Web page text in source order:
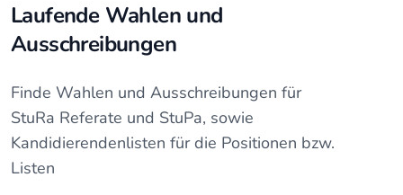
Laufende Wahlen und
Ausschreibungen
Finde Wahlen und Ausschreibungen für
StuRa Referate und StuPa, sowie
Kandidierendenlisten für die Positionen bzw.
Listen